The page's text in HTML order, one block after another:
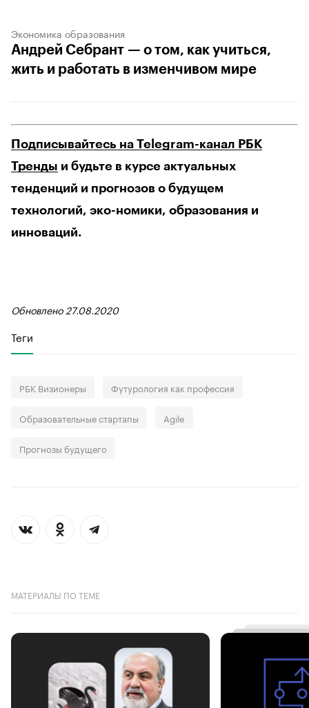
Экономика образования
Андрей Себрант — о том, как учиться,
жить и работать в изменчивом мире
Подписывайтесь на Telegram-канал РБК
Тренды и будьте в курсе актуальных
тенденций и прогнозов о будущем
технологий, эко-номики, образования и
инноваций.
Обновлено 27.08.2020
Теги
РБК Визионеры Футурология как профессия
Образовательные стартапы Agile
Прогнозы будущего
МАТЕРИАЛЫ ПО ТЕМЕ